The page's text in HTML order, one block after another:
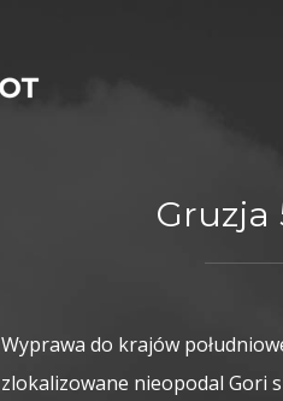
Gruzja
Wyprawa do krajów
zlokalizowane nieopodal Gori